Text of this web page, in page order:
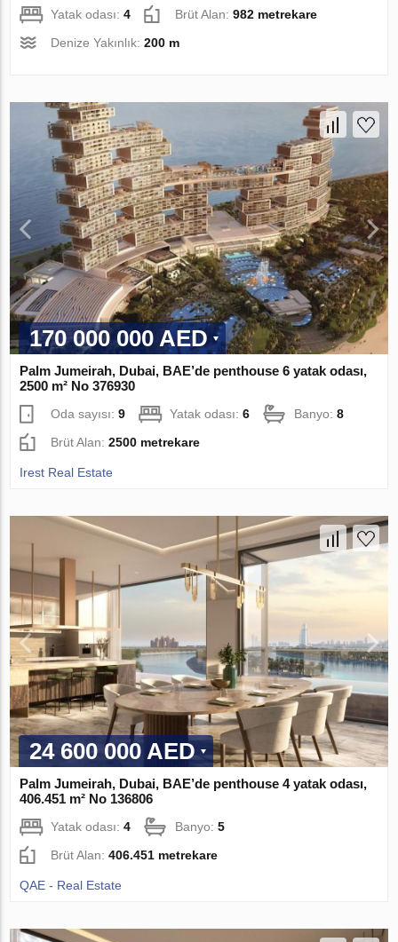
Yatak odası:4 Brüt Alan:982 metrekare
Denize Yakınlık:200 m
170 000 000 AED
Palm Jumeirah, Dubai, BAE’de penthouse 6 yatak odası,
2500 m² No 376930
Oda sayısı:9 Yatak odası:6 Banyo:8
Brüt Alan:2500 metrekare
Irest Real Estate
24 600 000 AED
Palm Jumeirah, Dubai, BAE’de penthouse 4 yatak odası,
406.451 m² No 136806
Yatak odası:4 Banyo:5
Brüt Alan:406.451 metrekare
QAE - Real Estate